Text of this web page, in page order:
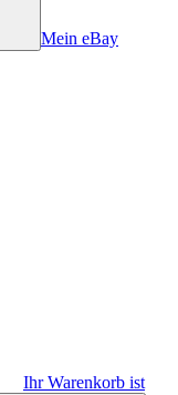
Mein eBay
Ihr Warenkorb ist